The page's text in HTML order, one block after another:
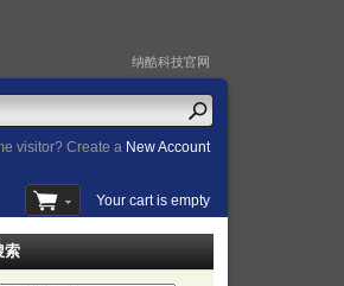
纳酷科技官网
visitor? Create a New Account
Your cart is empty
索